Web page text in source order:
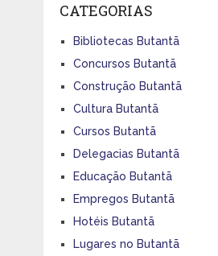
CATEGORIAS
Bibliotecas Butantã
Concursos Butantã
Construção Butantã
Cultura Butantã
Cursos Butantã
Delegacias Butantã
Educação Butantã
Empregos Butantã
Hotéis Butantã
Lugares no Butantã